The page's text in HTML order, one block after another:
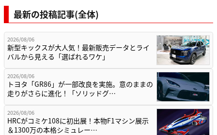
最新の投稿記事(全体)
2026/08/06
新型キックスが大人気！最新販売データとライ
バルから見える「選ばれるワケ」
2026/08/06
トヨタ「GR86」が一部改良を実施。意のままの
走りがさらに進化！「ソリッドグ…
2026/08/06
HRCがコミケ108に初出展！本物F1マシン展示
＆1300万の本格シミュレー…